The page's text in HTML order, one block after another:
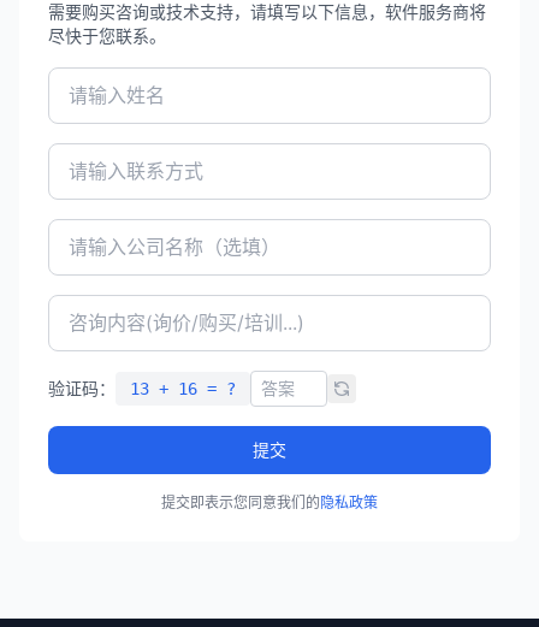
需要购买咨询或技术支持，请填写以下信息，软件服务商将
尽快于您联系。
验证码： 13 + 16 = ?
提交
提交即表示您同意我们的隐私政策